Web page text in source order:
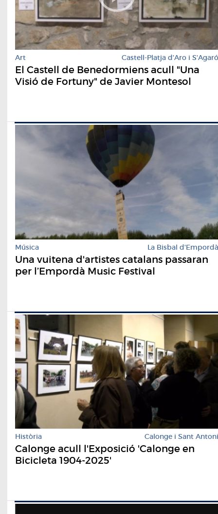
Art Castell-Platja d'Aro i S'Agaró
El Castell de Benedormiens acull "Una
Visió de Fortuny" de Javier Montesol
Música La Bisbal d'Empordà
Una vuitena d'artistes catalans passaran
per l’Empordà Music Festival
Història Calonge i Sant Antoni
Calonge acull l'Exposició 'Calonge en
Bicicleta 1904-2025'